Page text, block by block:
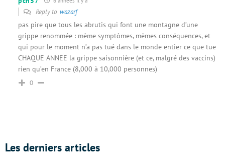
Reply to wazarf
pas pire que tous les abrutis qui font une montagne d’une
grippe renommée : même symptômes, mêmes conséquences, et
qui pour le moment n’a pas tué dans le monde entier ce que tue
CHAQUE ANNEE la grippe saisonnière (et ce, malgré des vaccins)
rien qu’en France (8,000 à 10,000 personnes)
0
Les derniers articles